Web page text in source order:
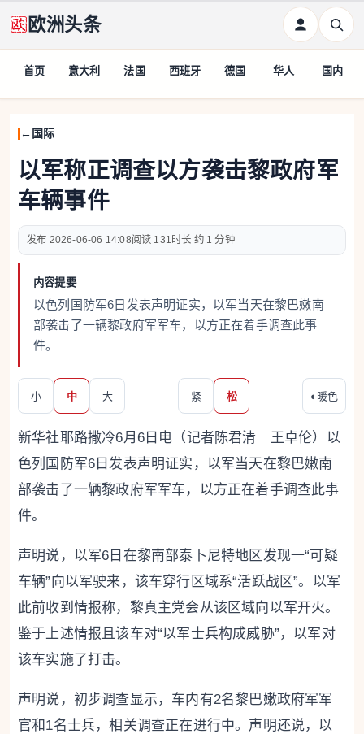
欧洲头条
首页 意大利 法国 西班牙 德国 华人 国内
国际
以军称正调查以方袭击黎政府军
车辆事件
2026-06-06 14:08 131 约 1 分钟
内容提要
以色列国防军6日发表声明证实，以军当天在黎巴嫩南
部袭击了一辆黎政府军军车，以方正在着手调查此事
件。
小 中 大 紧 松 ◐ 暖色
新华社耶路撒冷6月6日电（记者陈君清 王卓伦）以
色列国防军6日发表声明证实，以军当天在黎巴嫩南
部袭击了一辆黎政府军军车，以方正在着手调查此事
件。
声明说，以军6日在黎南部泰卜尼特地区发现一“可疑
车辆”向以军驶来，该车穿行区域系“活跃战区”。以军
此前收到情报称，黎真主党会从该区域向以军开火。
鉴于上述情报且该车对“以军士兵构成威胁”，以军对
该车实施了打击。
声明说，初步调查显示，车内有2名黎巴嫩政府军军
官和1名士兵，相关调查正在进行中。声明还说，以